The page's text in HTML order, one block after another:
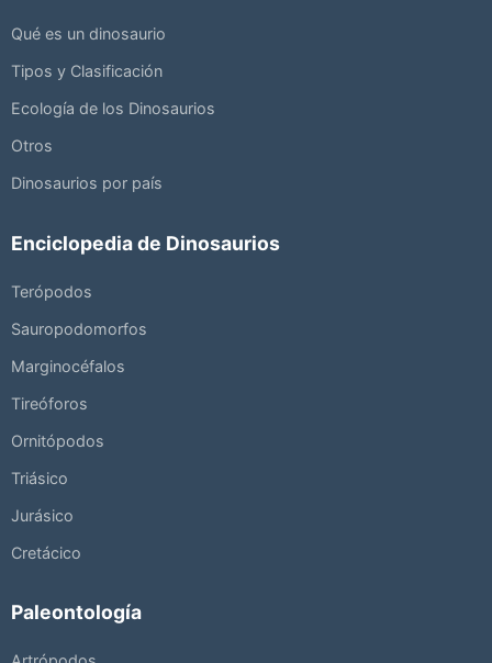
Qué es un dinosaurio
Tipos y Clasificación
Ecología de los Dinosaurios
Otros
Dinosaurios por país
Enciclopedia de Dinosaurios
Terópodos
Sauropodomorfos
Marginocéfalos
Tireóforos
Ornitópodos
Triásico
Jurásico
Cretácico
Paleontología